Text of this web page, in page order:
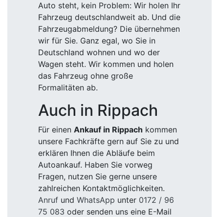
Auto steht, kein Problem: Wir holen Ihr
Fahrzeug deutschlandweit ab. Und die
Fahrzeugabmeldung? Die übernehmen
wir für Sie. Ganz egal, wo Sie in
Deutschland wohnen und wo der
Wagen steht. Wir kommen und holen
das Fahrzeug ohne große
Formalitäten ab.
Auch in Rippach
Für einen Ankauf in Rippach kommen
unsere Fachkräfte gern auf Sie zu und
erklären Ihnen die Abläufe beim
Autoankauf. Haben Sie vorweg
Fragen, nutzen Sie gerne unsere
zahlreichen Kontaktmöglichkeiten.
Anruf und WhatsApp unter 0172 / 96
75 083 oder senden uns eine E-Mail